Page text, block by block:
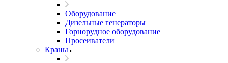
Оборудование
Дизельные генераторы
Горнорудное оборудование
Просеиватели
Краны